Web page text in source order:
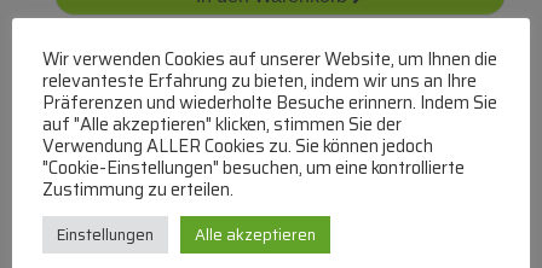
10r-0,25w Sicherheitswiderstand 0207
0,25W-Sicherheitswiderstand
Wir verwenden Cookies auf unserer Website, um Ihnen die
relevanteste Erfahrung zu bieten, indem wir uns an Ihre
Präferenzen und wiederholte Besuche erinnern. Indem Sie
auf "Alle akzeptieren" klicken, stimmen Sie der
Verwendung ALLER Cookies zu. Sie können jedoch
"Cookie-Einstellungen" besuchen, um eine kontrollierte
Zustimmung zu erteilen.
Einstellungen Alle akzeptieren